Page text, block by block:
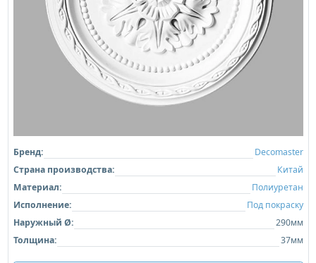
Бренд:
Decomaster
Страна производства:
Китай
Материал:
Полиуретан
Исполнение:
Под покраску
Наружный Ø:
290мм
Толщина:
37мм